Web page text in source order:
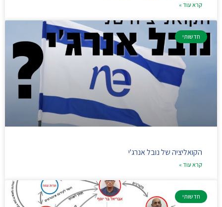
קרא עוד »
חדשותי
הקואליציה של נובל אנרג'י
קרא עוד »
חדשותי